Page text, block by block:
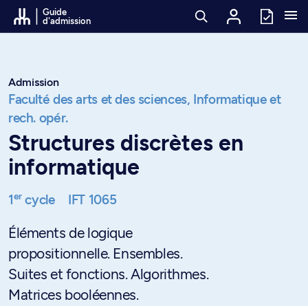
Passer au contenu
Guide
d'admission
Admission
Faculté des arts et des sciences, Informatique et
rech. opér.
Structures discrètes en
informatique
1ercycle IFT 1065
Éléments de logique
propositionnelle. Ensembles.
Suites et fonctions. Algorithmes.
Matrices booléennes.